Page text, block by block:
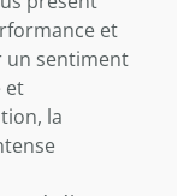
et
un sentiment
et
la